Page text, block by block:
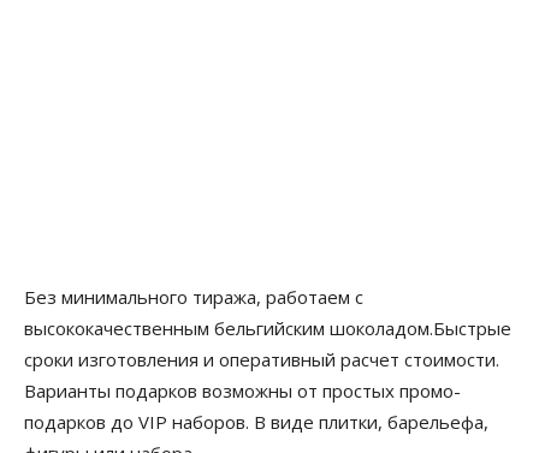
Без минимального тиража, работаем с
высококачественным бельгийским шоколадом.Быстрые
сроки изготовления и оперативный расчет стоимости.
Варианты подарков возможны от простых промо-
подарков до VIP наборов. В виде плитки, барельефа,